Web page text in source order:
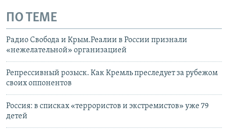
ПО ТЕМЕ
Радио Свобода и Крым.Реалии в России признали
«нежелательной» организацией
Репрессивный розыск. Как Кремль преследует за рубежом
своих оппонентов
Россия: в списках «террористов и экстремистов» уже 79
детей